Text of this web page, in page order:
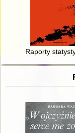
Raporty